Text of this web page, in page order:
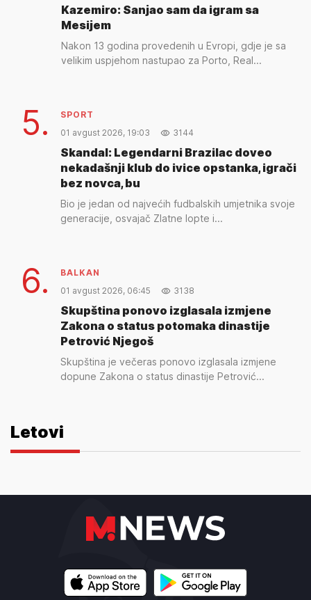
Kazemiro: Sanjao sam da igram sa
Mesijem
Nakon 13 godina provedenih u Evropi, gdje je sa
velikim uspjehom nastupao za Porto, Real...
5.
SPORT
01 avgust 2026, 19:03
3144
Skandal: Legendarni Brazilac doveo
nekadašnji klub do ivice opstanka, igrači
bez novca, bu
Bio je jedan od najvećih fudbalskih umjetnika svoje
generacije, osvajač Zlatne lopte i...
6.
BALKAN
01 avgust 2026, 06:45
3138
Skupština ponovo izglasala izmjene
Zakona o status potomaka dinastije
Petrović Njegoš
Skupština je večeras ponovo izglasala izmjene
dopune Zakona o status dinastije Petrović...
Letovi